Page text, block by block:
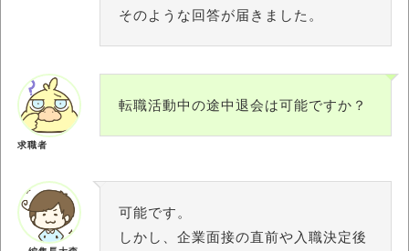
そのような回答が届きました。
転職活動中の途中退会は可能ですか？
求職者
可能です。
しかし、企業面接の直前や入職決定後